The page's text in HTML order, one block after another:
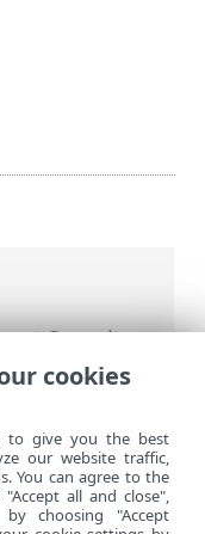
Security
>
dei problemi
cookies
to give you the best
our website traffic,
You can agree to the
all and close",
choosing "Accept